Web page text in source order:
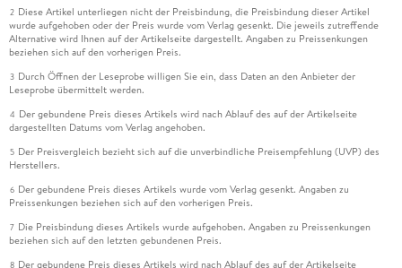
2 Diese Artikel unterliegen nicht der Preisbindung, die Preisbindung dieser Artikel
wurde aufgehoben oder der Preis wurde vom Verlag gesenkt. Die jeweils zutreffende
Alternative wird Ihnen auf der Artikelseite dargestellt. Angaben zu Preissenkungen
beziehen sich auf den vorherigen Preis.
3 Durch Öffnen der Leseprobe willigen Sie ein, dass Daten an den Anbieter der
Leseprobe übermittelt werden.
4 Der gebundene Preis dieses Artikels wird nach Ablauf des auf der Artikelseite
dargestellten Datums vom Verlag angehoben.
5 Der Preisvergleich bezieht sich auf die unverbindliche Preisempfehlung (UVP) des
Herstellers.
6 Der gebundene Preis dieses Artikels wurde vom Verlag gesenkt. Angaben zu
Preissenkungen beziehen sich auf den vorherigen Preis.
7 Die Preisbindung dieses Artikels wurde aufgehoben. Angaben zu Preissenkungen
beziehen sich auf den letzten gebundenen Preis.
8 Der gebundene Preis dieses Artikels wird nach Ablauf des auf der Artikelseite